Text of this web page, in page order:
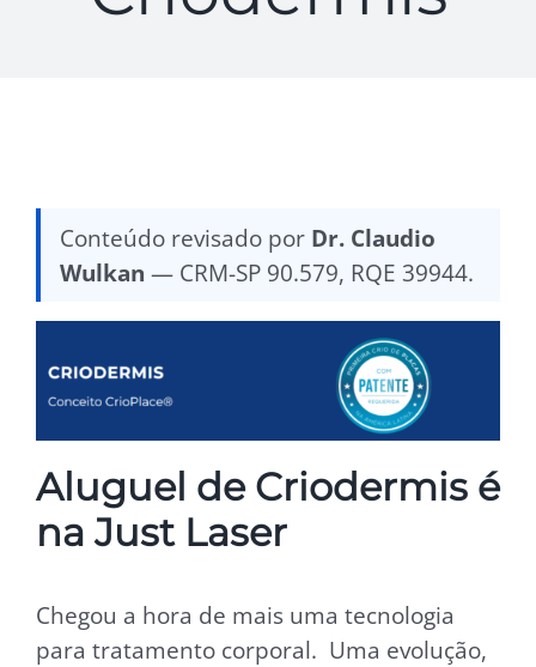
Conteúdo revisado por Dr. Claudio
Wulkan — CRM-SP 90.579, RQE 39944.
Aluguel de Criodermis é
na Just Laser
Chegou a hora de mais uma tecnologia
para tratamento corporal. Uma evolução,